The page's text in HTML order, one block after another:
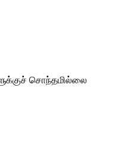
சொந்தமில்லை